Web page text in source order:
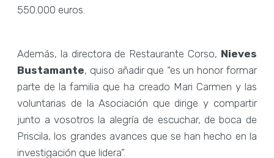
550.000 euros.
Además, la directora de Restaurante Corso, Nieves
Bustamante, quiso añadir que “es un honor formar
parte de la familia que ha creado Mari Carmen y las
voluntarias de la Asociación que dirige y compartir
junto a vosotros la alegría de escuchar, de boca de
Priscila, los grandes avances que se han hecho en la
investigación que lidera”.